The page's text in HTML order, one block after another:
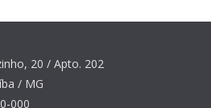
20 / Apto. 202
/ MG
000